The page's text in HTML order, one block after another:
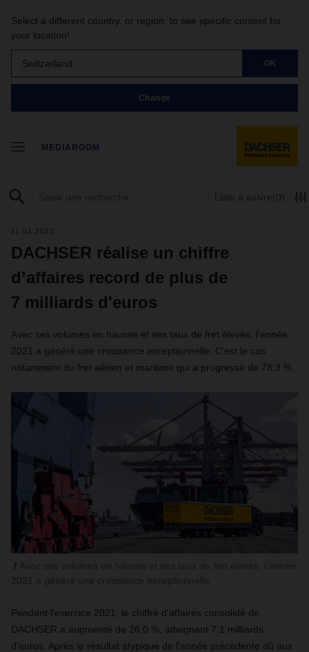
Select a different country, or region, to see specific content for
your location!
Switzerland OK
Change
MEDIAROOM
Liste à suivre(0)
11.04.2022
DACHSER réalise un chiffre
d’affaires record de plus de
7 milliards d'euros
Avec ses volumes en hausse et ses taux de fret élevés, l’année
2021 a généré une croissance exceptionnelle. C'est le cas
notamment du fret aérien et maritime qui a progressé de 78,3 %.
Pendant l'exercice 2021, le chiffre d'affaires consolidé de
DACHSER a augmenté de 26,0 %, atteignant 7,1 milliards
d'euros. Après le résultat atypique de l'année précédente dû aux